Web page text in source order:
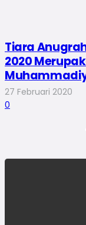
Tiara
2020
27 Februari 2020
0